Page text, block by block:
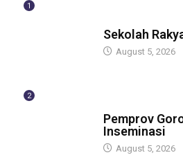
1
Sekolah
August 5, 2026
2
Pemprov
Inseminasi
August 5, 2026